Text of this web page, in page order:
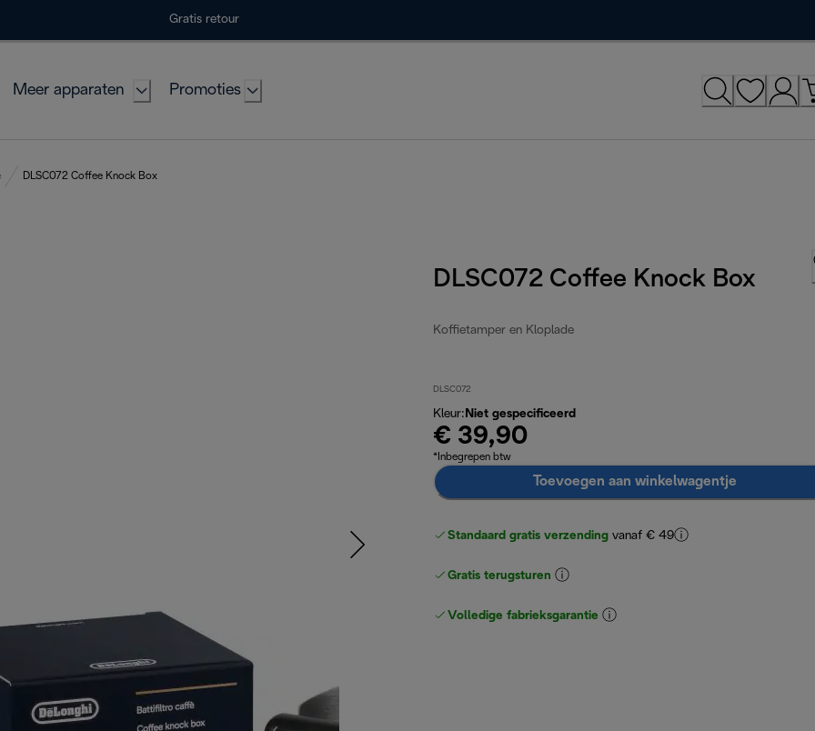
Gratis retour
Meer apparaten Promoties
DLSC072 Coffee Knock Box
DLSC072 Coffee Knock Box
Koffietamper en Kloplade
DLSC072
Kleur: Niet gespecificeerd
€ 39,90
*Inbegrepen btw
Toevoegen aan winkelwagentje
Standaard gratis verzending vanaf € 49
Gratis terugsturen
Volledige fabrieksgarantie